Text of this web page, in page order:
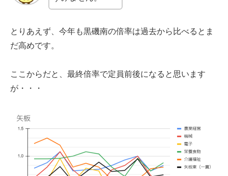
とりあえず、今年も黒磯南の倍率は過去から比べるとま
だ高めです。
ここからだと、最終倍率で定員前後になると思います
が・・・